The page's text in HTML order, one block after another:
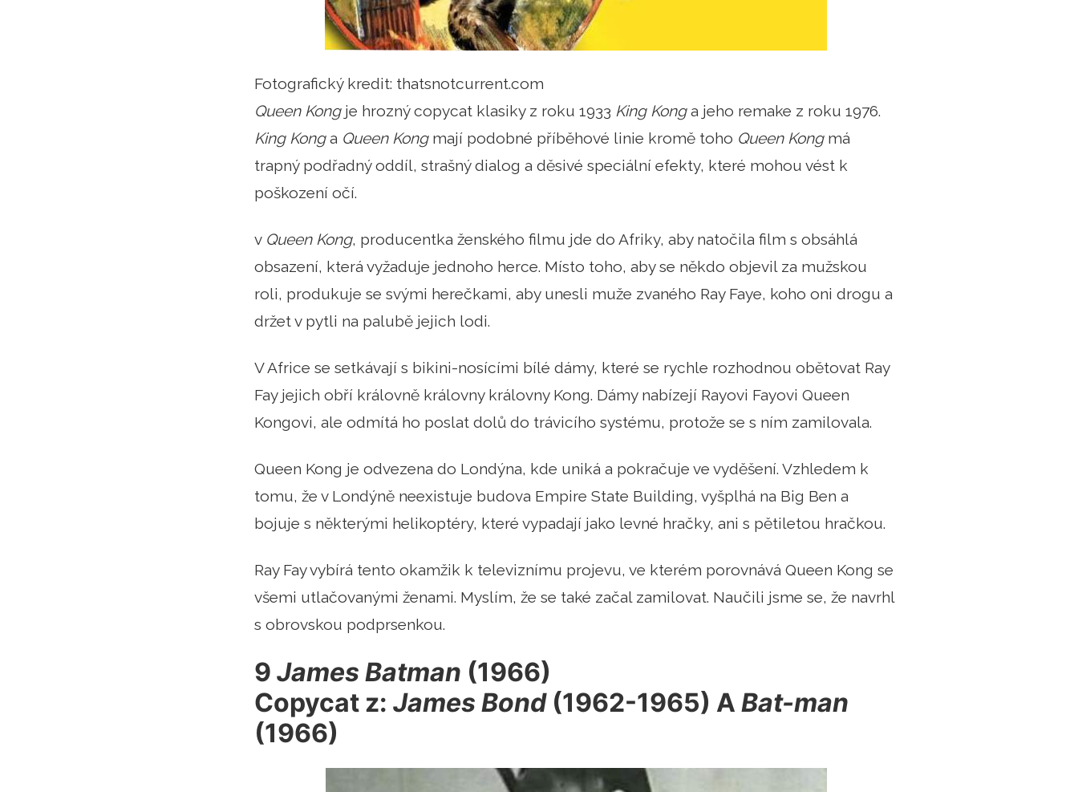
Fotografický kredit: thatsnotcurrent.com
Queen Kongje hrozný copycat klasiky z roku 1933 King Konga jeho remake z roku 1976.
King Konga Queen Kongmají podobné příběhové linie kromě toho Queen Kongmá
trapný podřadný oddíl, strašný dialog a děsivé speciální efekty, které mohou vést k
poškození očí.
v Queen Kong, producentka ženského filmu jde do Afriky, aby natočila film s obsáhlá
obsazení, která vyžaduje jednoho herce. Místo toho, aby se někdo objevil za mužskou
roli, produkuje se svými herečkami, aby unesli muže zvaného Ray Faye, koho oni drogu a
držet v pytli na palubě jejich lodi.
V Africe se setkávají s bikini-nosícími bílé dámy, které se rychle rozhodnou obětovat Ray
Fay jejich obří královně královny královny Kong. Dámy nabízejí Rayovi Fayovi Queen
Kongovi, ale odmítá ho poslat dolů do trávicího systému, protože se s ním zamilovala.
Queen Kong je odvezena do Londýna, kde uniká a pokračuje ve vyděšení. Vzhledem k
tomu, že v Londýně neexistuje budova Empire State Building, vyšplhá na Big Ben a
bojuje s některými helikoptéry, které vypadají jako levné hračky, ani s pětiletou hračkou.
Ray Fay vybírá tento okamžik k televiznímu projevu, ve kterém porovnává Queen Kong se
všemi utlačovanými ženami. Myslím, že se také začal zamilovat. Naučili jsme se, že navrhl
s obrovskou podprsenkou.
9 James Batman (1966)
Copycat z: James Bond(1962-1965) A Bat-man
(1966)